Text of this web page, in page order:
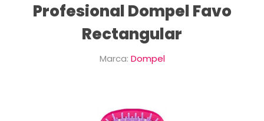
Profesional Dompel Favo
Rectangular
Marca: Dompel